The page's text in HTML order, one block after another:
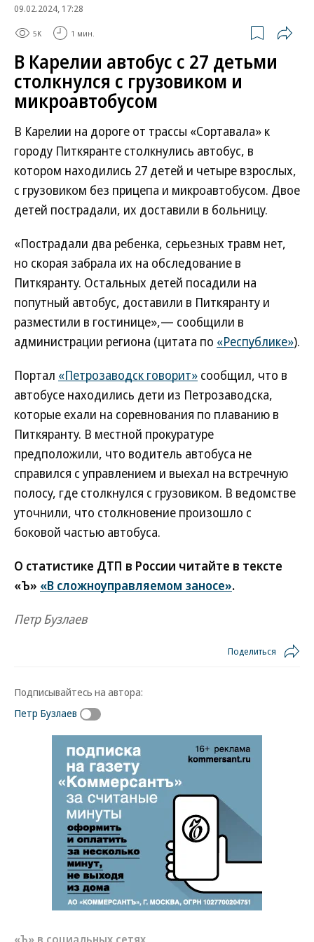
09.02.2024, 17:28
5K 1 мин.
В Карелии автобус с 27 детьми
столкнулся с грузовиком и
микроавтобусом
В Карелии на дороге от трассы «Сортавала» к
городу Питкяранте столкнулись автобус, в
котором находились 27 детей и четыре взрослых,
с грузовиком без прицепа и микроавтобусом. Двое
детей пострадали, их доставили в больницу.
«Пострадали два ребенка, серьезных травм нет,
но скорая забрала их на обследование в
Питкяранту. Остальных детей посадили на
попутный автобус, доставили в Питкяранту и
разместили в гостинице»,— сообщили в
администрации региона (цитата по «Республике»).
Портал «Петрозаводск говорит» сообщил, что в
автобусе находились дети из Петрозаводска,
которые ехали на соревнования по плаванию в
Питкяранту. В местной прокуратуре
предположили, что водитель автобуса не
справился с управлением и выехал на встречную
полосу, где столкнулся с грузовиком. В ведомстве
уточнили, что столкновение произошло с
боковой частью автобуса.
О статистике ДТП в России читайте в тексте
«Ъ» «В сложноуправляемом заносе».
Петр Бузлаев
Поделиться
Подписывайтесь на автора:
Петр Бузлаев